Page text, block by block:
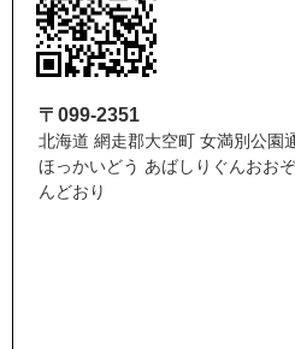
〒099-2351
北海道 網走郡大空町 女満別公園
ほっかいどう あばしりぐんおお
んどおり